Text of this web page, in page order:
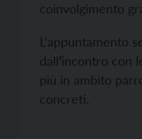
coinvolgimento
L’appuntamento
dall’incontro con
più in ambito
concreti.